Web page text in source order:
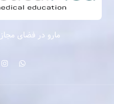
مارو در فضای